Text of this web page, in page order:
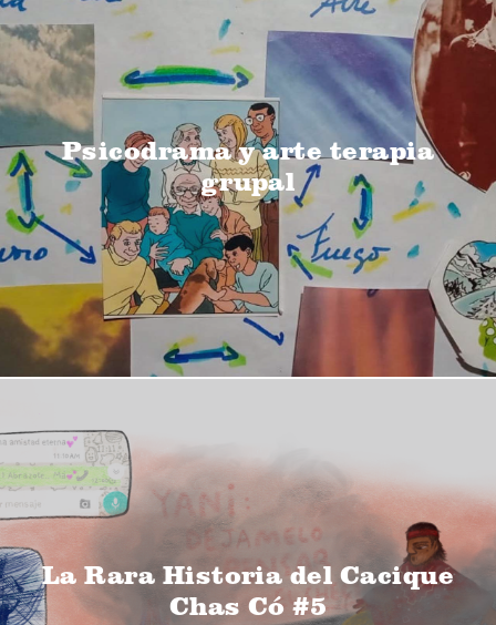
Psicodrama y arte terapia
grupal
La Rara Historia del Cacique
Chas Có #5